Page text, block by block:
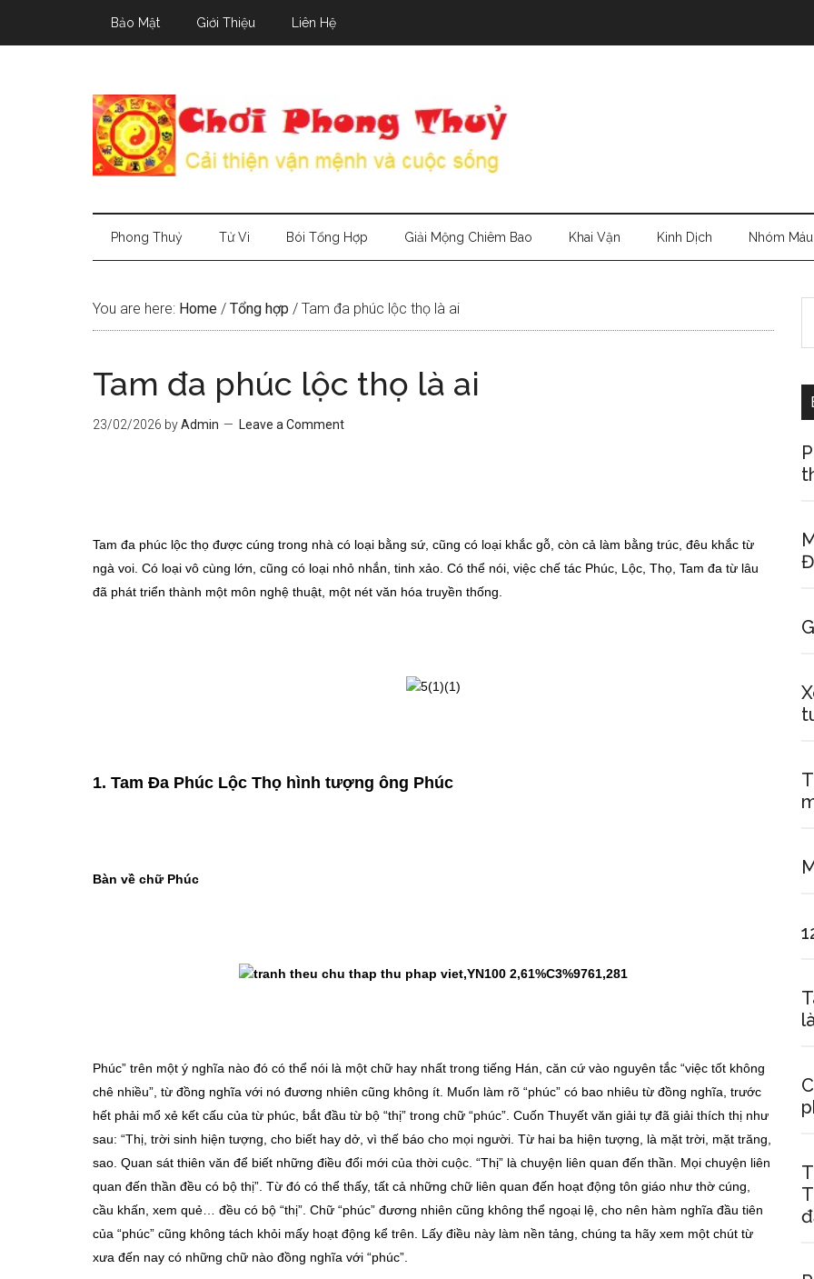
Bảo Mật Giới Thiệu Liên Hệ
Phong Thuỷ Tử Vi Bói Tổng Hợp Giải Mộng Chiêm Bao Khai Vận Kinh Dịch Nhóm Máu
You are here: Home / Tổng hợp / Tam đa phúc lộc thọ là ai
Tam đa phúc lộc thọ là ai
23/02/2026 byAdmin Leave a Comment
Tam đa phúc lộc thọ được cúng trong nhà có loại bằng sứ, cũng có loại khắc gỗ, còn cả làm bằng trúc, đêu khắc từ
ngà voi. Có loại vô cùng lớn, cũng có loại nhỏ nhắn, tinh xảo. Có thể nói, việc chế tác Phúc, Lộc, Thọ, Tam đa từ lâu
đã phát triển thành một môn nghệ thuật, một nét văn hóa truyền thống.
1. Tam Đa Phúc Lộc Thọ hình tượng ông Phúc
Bàn về chữ Phúc
Phúc” trên một ý nghĩa nào đó có thể nói là một chữ hay nhất trong tiếng Hán, căn cứ vào nguyên tắc “việc tốt không
chê nhiều”, từ đồng nghĩa với nó đương nhiên cũng không ít. Muốn làm rõ “phúc” có bao nhiêu từ đồng nghĩa, trước
hết phải mổ xẻ kết cấu của từ phúc, bắt đầu từ bộ “thị” trong chữ “phúc”. Cuốn Thuyết văn giải tự đã giải thích thị như
sau: “Thị, trời sinh hiện tượng, cho biết hay dở, vì thế báo cho mọi người. Từ hai ba hiện tượng, là mặt trời, mặt trăng,
sao. Quan sát thiên văn để biết những điều đổi mới của thời cuộc. “Thị” là chuyện liên quan đến thần. Mọi chuyện liên
quan đến thần đều có bộ thị”. Từ đó có thể thấy, tất cả những chữ liên quan đến hoạt động tôn giáo như thờ cúng,
cầu khấn, xem quẻ… đều có bộ “thị”. Chữ “phúc” đương nhiên cũng không thể ngoại lệ, cho nên hàm nghĩa đầu tiên
của “phúc” cũng không tách khỏi mấy hoạt động kể trên. Lấy điều này làm nền tảng, chúng ta hãy xem một chút từ
xưa đến nay có những chữ nào đồng nghĩa với “phúc”.